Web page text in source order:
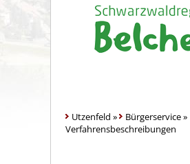
Utzenfeld » Bürgerservice»
Verfahrensbeschreibungen